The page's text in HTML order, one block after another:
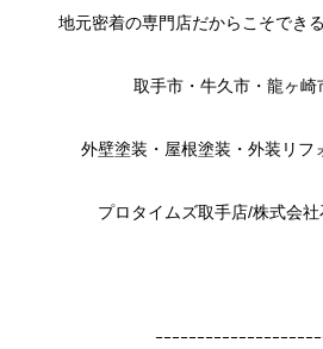
地元密着の専門店だからこそでき
取手市・牛久市・龍ヶ崎
外壁塗装・屋根塗装・外装リフ
プロタイムズ取手店/株式会社
ｰｰｰｰｰｰｰｰｰｰｰｰｰｰｰｰｰｰｰ